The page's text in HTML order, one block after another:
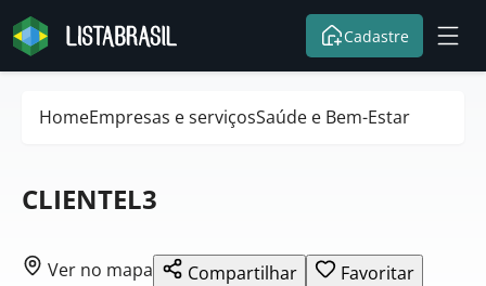
Cadastre
HomeEmpresas e serviçosSaúde e Bem-Estar
CLIENTEL3
Ver no mapa Compartilhar Favoritar